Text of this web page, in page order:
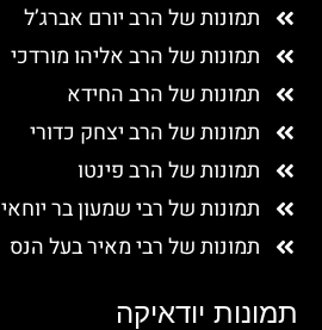
תמונות יודאיקה
תמונות של הרב יורם אברג’ל
תמונות של הרב אליהו מורדכי
תמונות של הרב החידא
תמונות של הרב יצחק כדורי
תמונות של הרב פינטו
תמונות של רבי שמעון בר יוחאי
תמונות של רבי מאיר בעל הנס